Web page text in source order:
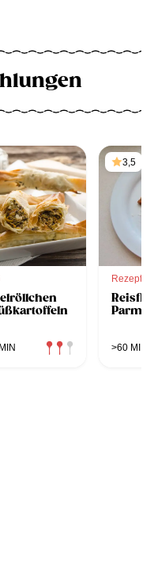
3,5
Rezept
>60 MIN